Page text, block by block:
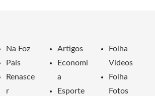
Na Foz
País
Renasce
r
Artigos
Economi
a
Esporte
Folha
Vídeos
Folha
Fotos